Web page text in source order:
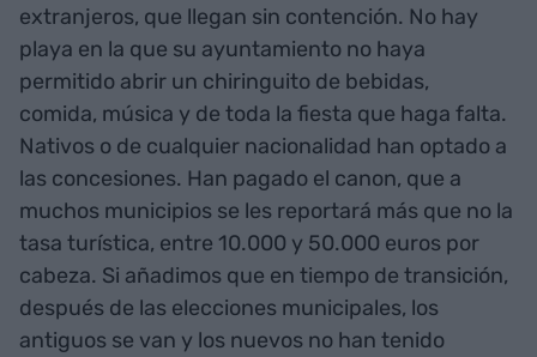
extranjeros, que llegan sin contención. No hay
playa en la que su ayuntamiento no haya
permitido abrir un chiringuito de bebidas,
comida, música y de toda la fiesta que haga falta.
Nativos o de cualquier nacionalidad han optado a
las concesiones. Han pagado el canon, que a
muchos municipios se les reportará más que no la
tasa turística, entre 10.000 y 50.000 euros por
cabeza. Si añadimos que en tiempo de transición,
después de las elecciones municipales, los
antiguos se van y los nuevos no han tenido